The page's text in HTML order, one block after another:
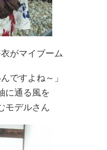
がマイブーム
ですよね～」
に通る風を
モデルさん